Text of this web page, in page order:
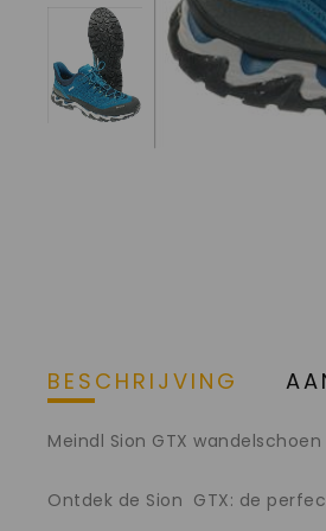
BESCHRIJVING
Meindl Sion GTX
Ontdek de Sion GTX: de